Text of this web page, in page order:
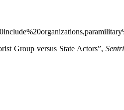
Group versus State Actors”,